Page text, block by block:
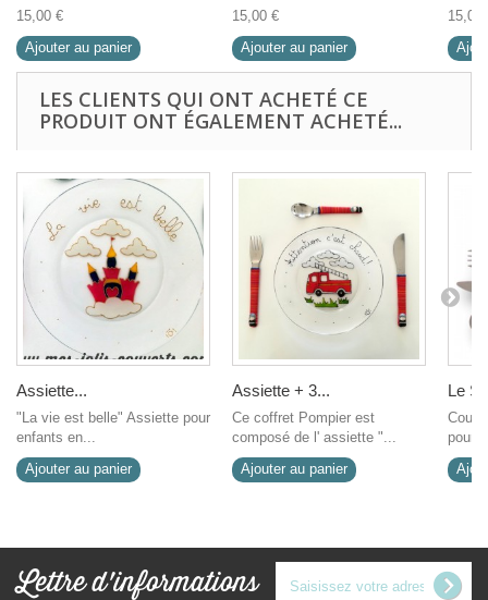
15,00 €
Ajouter au panier
15,00 €
Ajouter au panier
15,00
LES CLIENTS QUI ONT ACHETÉ CE
PRODUIT ONT ÉGALEMENT ACHETÉ...
Assiette...
"La vie est belle" Assiette pour
enfants en...
Ajouter au panier
Assiette + 3...
Ce coffret Pompier est
composé de l' assiette "...
Ajouter au panier
Le
pour
Lettre d'informations